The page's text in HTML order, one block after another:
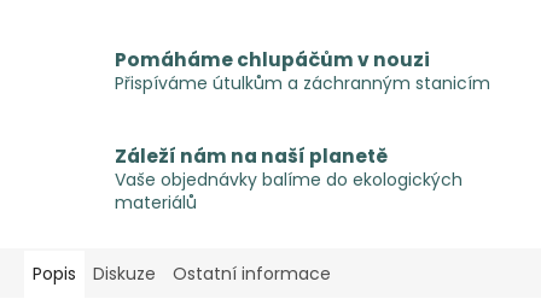
Pomáháme chlupáčům v nouzi
Přispíváme útulkům a záchranným stanicím
Záleží nám na naší planetě
Vaše objednávky balíme do ekologických
materiálů
Popis Diskuze Ostatní informace